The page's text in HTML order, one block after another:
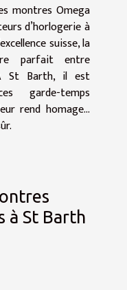
montres Omega
d’horlogerie à
suisse, la
parfait entre
St Barth, il est
garde-temps
rend homage...
à St Barth